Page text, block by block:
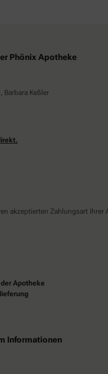
Phönix Apotheke
Barbara Keßler
akzeptierten Zahlungsart Ihrer
Apotheke
Informationen